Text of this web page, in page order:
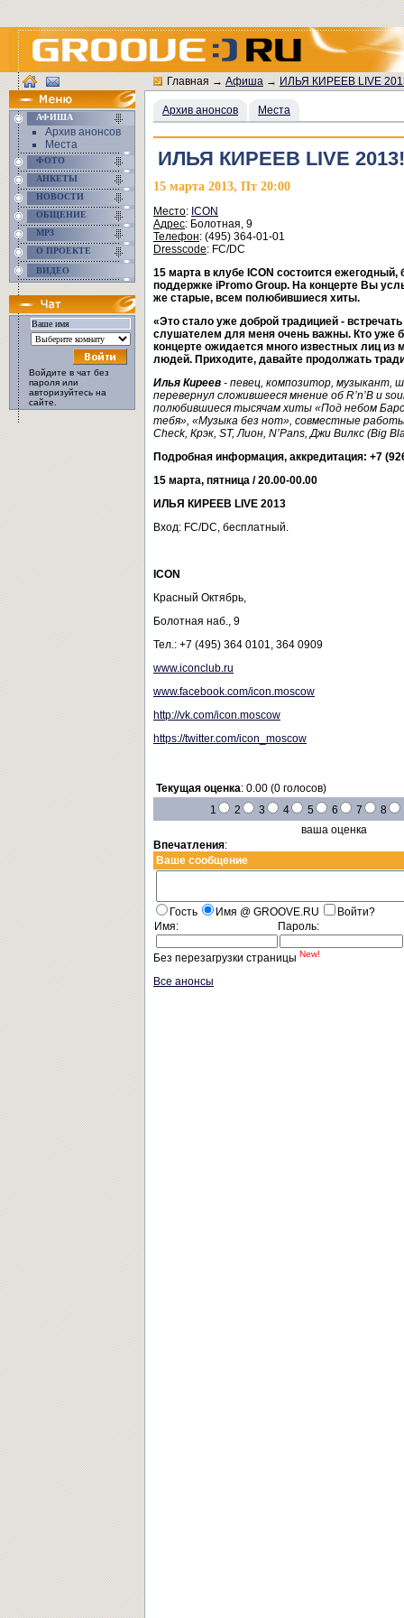
АФИША
Архив анонсов
Места
ФОТО
АНКЕТЫ
НОВОСТИ
ОБЩЕНИЕ
MP3
О ПРОЕКТЕ
ВИДЕО
Войдите в чат без
пароля или
авторизуйтесь на
сайте.
Главная→Афиша→ИЛЬЯ КИРЕЕВ LIVE
Архив анонсов Места
ИЛЬЯ КИРЕЕВ LIVE 2013!
15 марта 2013, Пт 20:00
Место: ICON
Адрес: Болотная, 9
Телефон: (495) 364-01-01
Dresscode: FC/DC
15 марта в клубе ICON состоится
поддержке iPromo Group. На концерте Вы
же старые, всем полюбившиеся хиты.
«Это стало уже доброй традицией -
слушателем для меня очень важны. Кто уже
концерте ожидается много известных лиц
людей. Приходите, давайте продолжать
Илья Киреев - певец, композитор, музыкант,
перевернул сложившееся мнение об R’n’B и
полюбившиеся тысячам хиты «Под небом
тебя», «Музыка без нот», совместные работы
Check, Крэк, ST, Лион, N’Pans, Джи Вилкс (Big
Подробная информация, аккредитация: +7
15 марта, пятница / 20.00-00.00
ИЛЬЯ КИРЕЕВ LIVE 2013
Вход: FC/DC, бесплатный.
ICON
Красный Октябрь,
Болотная наб., 9
Тел.: +7 (495) 364 0101, 364 0909
www.iconclub.ru
www.facebook.com/icon.moscow
http://vk.com/icon.moscow
https://twitter.com/icon_moscow
Текущая оценка: 0.00 (0 голосов)
1
2 3 4 5 6 7 8
ваша оценка
Впечатления:
Ваше сообщение
Гость Имя @ GROOVE.RU
Войти?
Имя:
Пароль:
Без перезагрузки страницы New!
Все анонсы